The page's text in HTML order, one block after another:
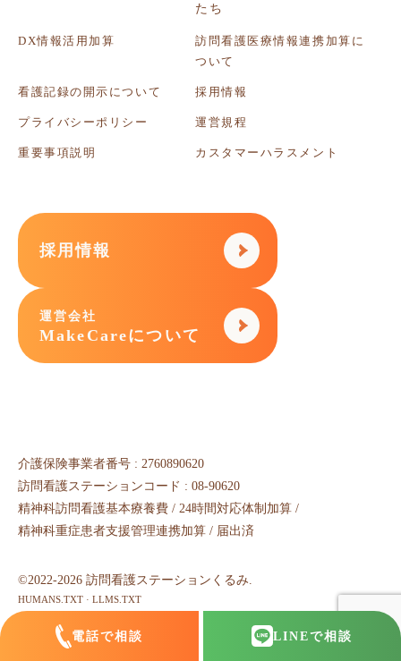
電話で相談 LINEで相談
たち
DX情報活用加算
訪問看護医療情報連携加算に
ついて
看護記録の開示について 採用情報
プライバシーポリシー 運営規程
重要事項説明 カスタマーハラスメント
採用情報
運営会社
MakeCareについて
介護保険事業者番号 : 2760890620
訪問看護ステーションコード : 08-90620
精神科訪問看護基本療養費 / 24時間対応体制加算 /
精神科重症患者支援管理連携加算 / 届出済
©2022-2026 訪問看護ステーションくるみ.
HUMANS.TXT · LLMS.TXT